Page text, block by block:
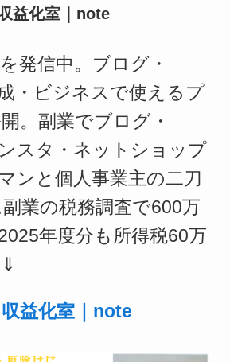
益化室｜note
発信中。ブログ・
・ビジネスで使えるプ
。副業でブログ・
スタ・ネットショップ
ンと個人事業主の二刀
業の税務調査で600万
年度分も所得税60万
益化室｜note